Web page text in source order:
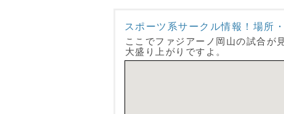
スポーツ系サークル情報！場所
ここでファジアーノ岡山の試合が
大盛り上がりですよ。